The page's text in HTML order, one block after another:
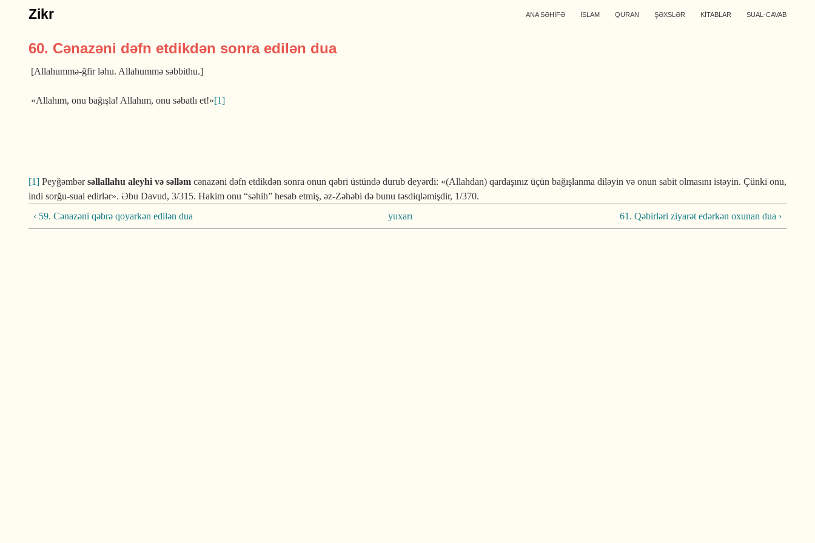
Zikr ANA SƏHİFƏ İSLAM QURAN ŞƏXSLƏR KİTABLAR SUAL-CAVAB
60. Cənazəni dəfn etdikdən sonra edilən dua
[Allahummə-ğfir ləhu. Allahummə səbbithu.]
«Allahım, onu bağışla! Allahım, onu sə­batlı et!»[1]
[1] Peyğəmbərsəllallahu aleyhi və səlləm cənazəni dəfn etdikdən sonra onun qəbri üstündə durub deyərdi: «(Allahdan) qarda­şınız üçün bağışlanma diləyin və onun sabit olmasını istə­yin. Çünki onu,
indi sorğu-sual edirlər». Əbu Davud, 3/315. Hakim onu “səhih” hesab etmiş, əz-Zəhəbi də bunu təsdiqlə­mişdir, 1/370.
‹ 59. Cənazəni qəbrə qoyarkən edilən dua
yuxarı 61. Qəbirləri ziyarət edərkən oxunan dua ›